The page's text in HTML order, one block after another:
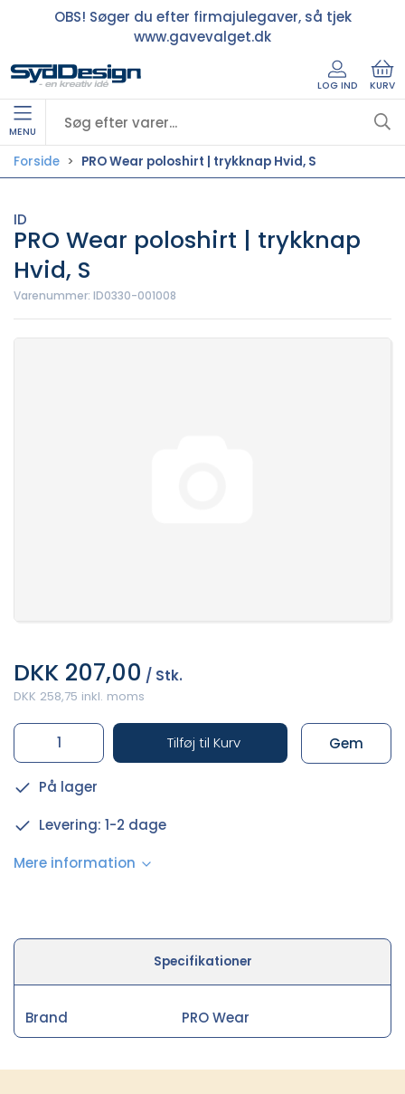
OBS! Søger du efter firmajulegaver, så tjek
www.gavevalget.dk
LOG IND KURV
MENU
Forside PRO Wear poloshirt | trykknap Hvid, S
ID
PRO Wear poloshirt | trykknap
Hvid, S
Varenummer: ID0330-001008
DKK 207,00 / Stk.
DKK 258,75 inkl. moms
Tilføj til Kurv Gem
På lager
Levering: 1-2 dage
Mere information
Specifikationer
Brand PRO Wear